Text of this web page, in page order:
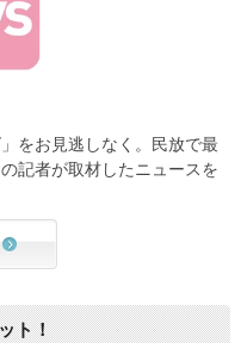
をお見逃しなく。民放で最
記者が取材したニュースを
ト！